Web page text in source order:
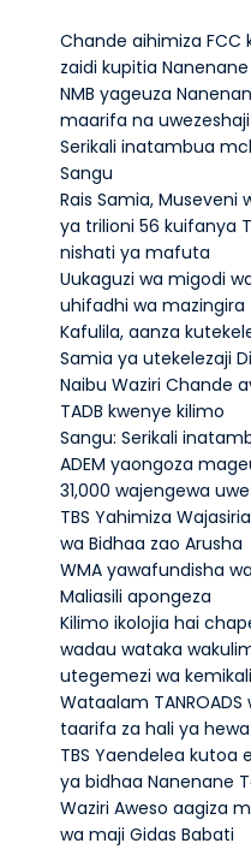
Chande aihimiza FCC
zaidi kupitia Nanenane
NMB yageuza
maarifa na uwezeshaji
Serikali inatambua
Sangu
Rais Samia,
ya trilioni 56 kuifanya
nishati ya mafuta
Uukaguzi wa migodi
uhifadhi wa mazingira
Kafulila, aanza
Samia ya utekelezaji
Naibu Waziri Chande
TADB kwenye kilimo
Sangu: Serikali
ADEM yaongoza
31,000 wajengewa
TBS Yahimiza
wa Bidhaa zao Arusha
WMA yawafundisha
Maliasili apongeza
Kilimo ikolojia hai
wadau wataka
utegemezi wa kemikali
Wataalam
taarifa za hali ya
TBS Yaendelea
ya bidhaa Nanenane
Waziri Aweso aagiza
wa maji Gidas Babati